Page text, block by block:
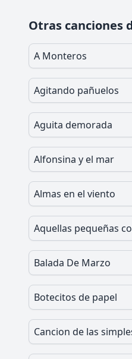
Otras canciones
A Monteros
Agitando pañuelos
Aguita demorada
Alfonsina y el mar
Almas en el viento
Aquellas pequeñas
Balada De Marzo
Botecitos de papel
Cancion de las